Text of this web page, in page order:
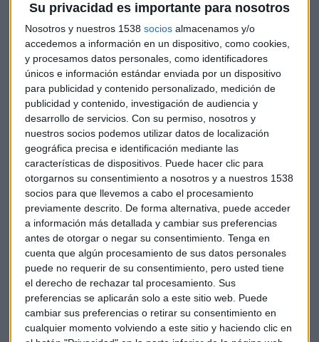
Su privacidad es importante para nosotros
Nosotros y nuestros 1538 socios almacenamos y/o
accedemos a información en un dispositivo, como cookies,
y procesamos datos personales, como identificadores
únicos e información estándar enviada por un dispositivo
para publicidad y contenido personalizado, medición de
publicidad y contenido, investigación de audiencia y
desarrollo de servicios. Con su permiso, nosotros y
nuestros socios podemos utilizar datos de localización
geográfica precisa e identificación mediante las
características de dispositivos. Puede hacer clic para
otorgarnos su consentimiento a nosotros y a nuestros 1538
socios para que llevemos a cabo el procesamiento
previamente descrito. De forma alternativa, puede acceder
a información más detallada y cambiar sus preferencias
antes de otorgar o negar su consentimiento. Tenga en
cuenta que algún procesamiento de sus datos personales
puede no requerir de su consentimiento, pero usted tiene
el derecho de rechazar tal procesamiento. Sus
preferencias se aplicarán solo a este sitio web. Puede
cambiar sus preferencias o retirar su consentimiento en
cualquier momento volviendo a este sitio y haciendo clic en
Mix demedios
El análisis pone de relieve que los medios tradicionales
registran mayores niveles de responsabilidad publicitaria
frente a los entornos digitales y redes sociales. La televisión
es el medio con mejor IRM, con una media de 9, seguida de
diarios (8,7), radio (8,4) y revistas (8). Las puntuaciones
medias son para publicidad exterior (7,7), cine (7,5);
websites-que agrupan páginas web de medios de
comunicación, portales generalistas y temáticos, webs de
grupos editoriales y mediosonlinecon contenido propio y
control editorial- (7,3); y OTT -Over the Top, plataformas de
contenidos audiovisualesonline- (6,7). Las calificaciones
inferiores corresponden a YouTube (4,2) y a redes sociales
(2,8).
En este sentido, el informe concluye que el mix de medios es
un factor determinante en el nivel de responsabilidad de las
marcas. En concreto, aquellos con mayor peso de inversión
en medios editoriales -televisión, diarios y radio- presentan